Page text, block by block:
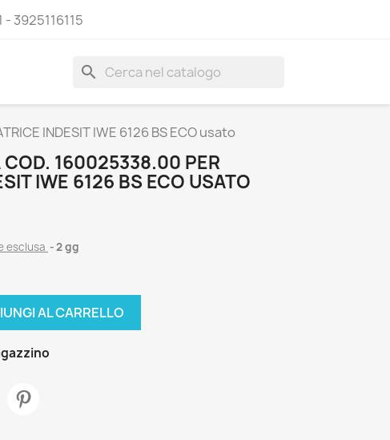
3925116115
search
INDESIT IWE 6126 BS ECO usato
COD. 160025338.00 PER
IWE 6126 BS ECO USATO
esclusa 2 gg
AL CARRELLO